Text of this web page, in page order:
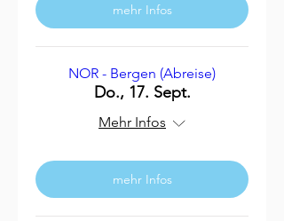
mehr Infos
NOR - Bergen (Abreise)
Do., 17. Sept.
Mehr Infos
mehr Infos